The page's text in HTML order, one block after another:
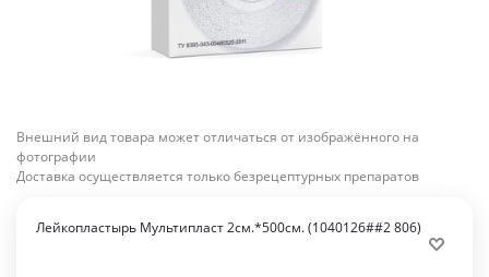
Внешний вид товара может отличаться от изображённого на
фотографии
Доставка осуществляется только безрецептурных препаратов
Лейкопластырь Мультипласт 2см.*500см. (1040126##2 806)